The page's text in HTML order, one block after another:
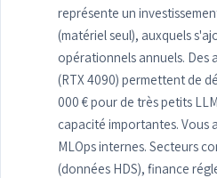
représente un
(matériel seul), auxquels
opérationnels annuels. Des
(RTX 4090) permettent de
000 € pour de très petits
capacité importantes. Vous
MLOps internes. Secteurs
(données HDS), finance